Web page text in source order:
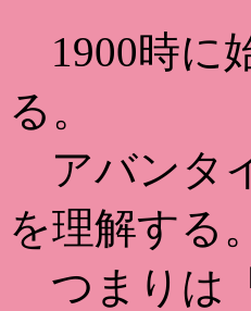
1900時に
る。
アバンタ
を理解する。
つまりは